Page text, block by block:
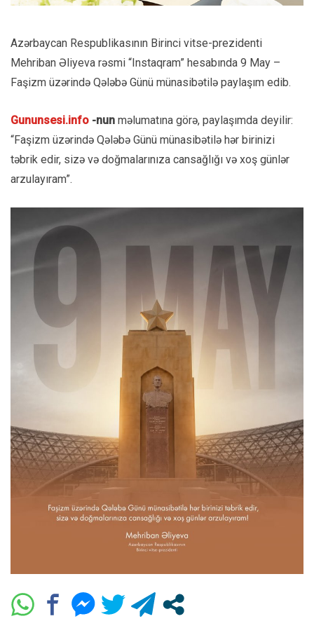
Azərbaycan Respublikasının Birinci vitse-prezidenti
Mehriban Əliyeva rəsmi “Instaqram” hesabında 9 May –
Faşizm üzərində Qələbə Günü münasibətilə paylaşım edib.
Gununsesi.info -nun məlumatına görə, paylaşımda deyilir:
“Faşizm üzərində Qələbə Günü münasibətilə hər birinizi
təbrik edir, sizə və doğmalarınıza cansağlığı və xoş günlər
arzulayıram”.